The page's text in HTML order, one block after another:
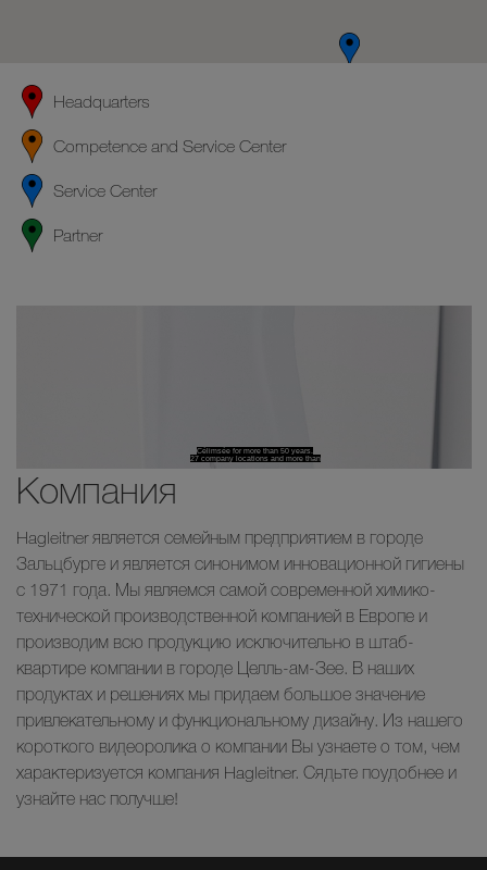
Headquarters
Competence and Service Center
Service Center
Partner
Компания
Hagleitner является семейным предприятием в городе
Зальцбурге и является синонимом инновационной гигиены
с 1971 года. Мы являемся самой современной химико-
технической производственной компанией в Европе и
производим всю продукцию исключительно в штаб-
квартире компании в городе Целль-ам-Зее. В наших
продуктах и решениях мы придаем большое значение
привлекательному и функциональному дизайну. Из нашего
короткого видеоролика о компании Вы узнаете о том, чем
характеризуется компания Hagleitner. Сядьте поудобнее и
узнайте нас получше!